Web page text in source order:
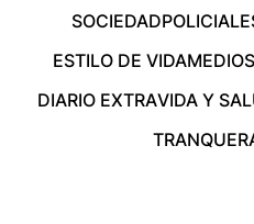
SOCIEDAD
ESTILO DE VIDAMEDIOS
DIARIO EXTRAVIDA Y